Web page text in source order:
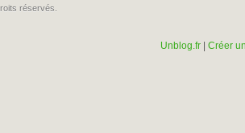
réservés.
Unblog.fr| Créer